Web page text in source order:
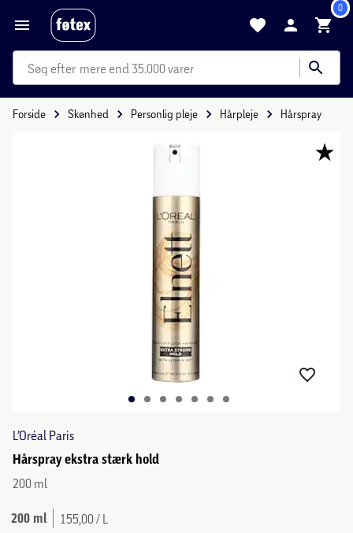
0
mere end 35.000 varer
Forside Skønhed Personlig pleje Hårpleje Hårspray
L’Oréal Paris
Hårspray ekstra stærk hold
200 ml
200 ml 155,00 / L